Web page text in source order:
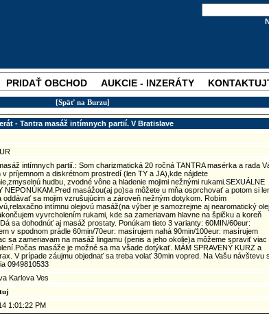
PRIDAŤ OBCHOD AUKCIE - INZERÁTY
[Späť na Burzu]
- Tantra masáž intímnych partií. V Bratislave
intímnych partií.: Som charizmatická 20 ročná TANTRA masérka a rada
v príjemnom a diskrétnom prostredí (len TY a JA),kde nájdete
hudbu, zvodné vône a hladenie mojimi nežnými rukami.SEXUÁLNE
NEPONÚKAM.Pred masážou(aj po)sa môžete u mňa osprchovať a potom si
oddávať sa mojim vzrušujúcim a zároveň nežným dotykom. Robím
intímnu olejovú masáž(na výber je samozrejme aj nearomatický
vyvrcholením rukami, kde sa zameriavam hlavne na špičku a koreň
sa dohodnúť aj masáž prostaty. Ponúkam tieto 3 varianty: 60MIN/60eur:
v spodnom prádle 60min/70eur: masírujem nahá 90min/100eur: masírujem
sa zameriavam na masáž lingamu (penis a jeho okolie)a môžeme spraviť viac
masáže je možné sa ma všade dotýkať. MÁM SPRAVENÝ KURZ a
V prípade záujmu objednať sa treba volať 30min vopred. Na Vašu návštevu
0949810533
Karlova Ves
1:01:22 PM